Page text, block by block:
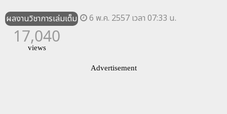
ผลงานวิชาการเล่มเต็ม 6 พ.ค. 2557 เวลา 07:33 น.
17,040
views
Advertisement